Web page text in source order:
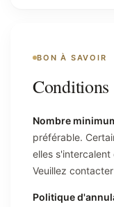
BON À SAVOIR
Conditions
Nombre
préférable.
elles
Veuillez
Politique